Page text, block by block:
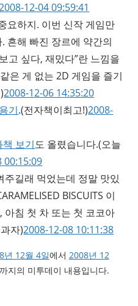
12-04 09:59:41
요하지. 이번 신작 게임만
흔해 빠진 장르에 약간의
고 싶다, 재밌다”란 느낌을
은 게 없는 2D 게임을 즐기
2008-12-06 14:35:20
기.(전자책이최고!)2008-
보기도 올렸습니다.(오늘
00:15:09
길래 먹었는데 정말 맛있
BISCUITS 이
아침 첫 차 또는 첫 코코아
자)2008-12-08 10:11:38
년 12월 4일에서 2008년 12
까지의 미투데이 내용입니다.